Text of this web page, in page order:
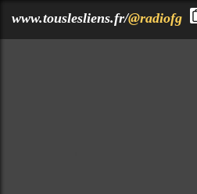
www.touslesliens.fr/@radiofg